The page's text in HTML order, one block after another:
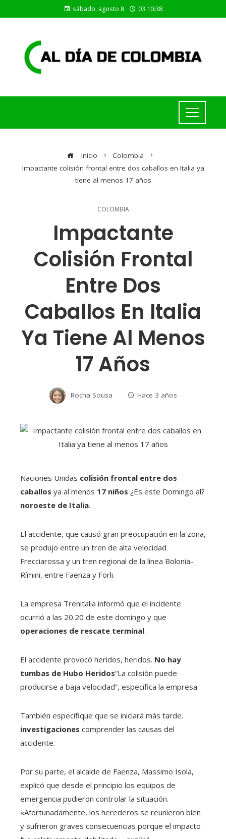
sábado, agosto 8 03:10:38
Inicio
Colombia
Impactante colisión frontal entre dos caballos en Italia ya
tiene al menos 17 años
COLOMBIA
Impactante
Colisión Frontal
Entre Dos
Caballos En Italia
Ya Tiene Al Menos
17 Años
Rocha Sousa Hace 3 años
Naciones Unidas colisión frontal entre dos
caballos ya al menos 17 niños ¿Es este Domingo al?
noroeste de Italia.
El accidente, que causó gran preocupación en la zona,
se produjo entre un tren de alta velocidad
Frecciarossa y un tren regional de la línea Bolonia-
Rímini, entre Faenza y Forli.
La empresa Trenitalia informó que el incidente
ocurrió a las 20.20 de este domingo y que
operaciones de rescate terminal.
El accidente provocó heridos, heridos. No hay
tumbas de Hubo Heridos“La colisión puede
producirse a baja velocidad”, especifica la empresa.
También especifique que se iniciará más tarde.
investigaciones comprender las causas del
accidente.
Por su parte, el alcalde de Faenza, Massimo Isola,
explicó que desde el principio los equipos de
emergencia pudieron controlar la situación.
«Afortunadamente, los herederos se reunieron bien
y sufrieron graves consecuencias porque el impacto